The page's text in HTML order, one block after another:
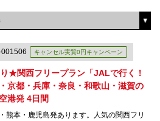
001506 キャンセル実質0円キャンペーン
★関西フリープラン「JALで行く！
京都・兵庫・奈良・和歌山・滋賀の
港発 4日間
熊本・鹿児島発あります。人気の関西フリ